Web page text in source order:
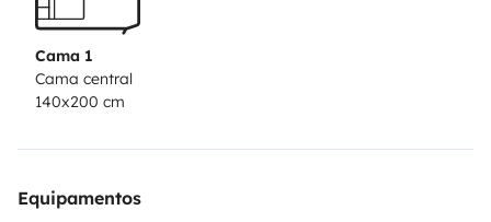
armoire avec 4 étagères, 1 frigo 12v/220v, 1 transat, de
l'électricité, 1 jerrican d'eau de 15l.
livraison dans un camping situé en Haute Savoie ( avec
Cama 1
Cama central
140x200 cm
Equipamentos